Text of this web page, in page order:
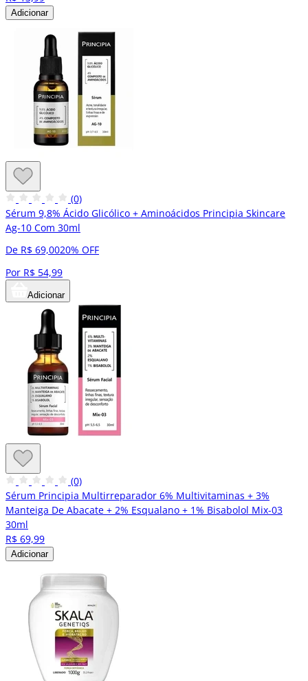
Adicionar
(0)
Sérum 9,8% Ácido Glicólico + Aminoácidos Principia Skincare
Ag-10 Com 30ml
De R$ 69,0020% OFF
Por R$ 54,99
Adicionar
(0)
Sérum Principia Multirreparador 6% Multivitaminas + 3%
Manteiga De Abacate + 2% Esqualano + 1% Bisabolol Mix-03
30ml
R$ 69,99
Adicionar